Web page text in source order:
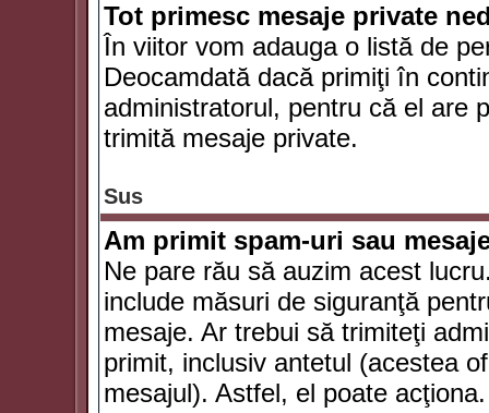
Tot primesc mesaje private
În viitor vom adauga o listă de
Deocamdată dacă primiţi în
administratorul, pentru că el are
trimită mesaje private.
Sus
Am primit spam-uri sau
Ne pare rău să auzim acest
include măsuri de siguranţă
mesaje. Ar trebui să trimiteţi
primit, inclusiv antetul (acestea
mesajul). Astfel, el poate acţiona.